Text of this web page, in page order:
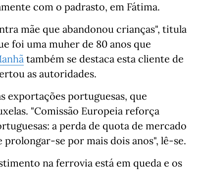
com o padrasto, em Fátima.
mãe que abandonou crianças", titula
foi uma muher de 80 anos que
também se destaca esta cliente de
as autoridades.
exportações portuguesas, que
"Comissão Europeia reforça
a perda de quota de mercado
se por mais dois anos", lê-se.
na ferrovia está em queda e os